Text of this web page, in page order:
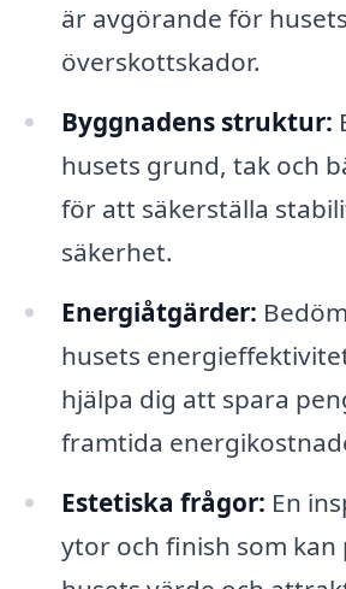
är avgörande för
överskottskador.
Byggnadens struktur:
husets grund, tak och
för att säkerställa
säkerhet.
Energiåtgärder:
husets
hjälpa dig att spara
framtida
Estetiska frågor: En
ytor och finish som kan